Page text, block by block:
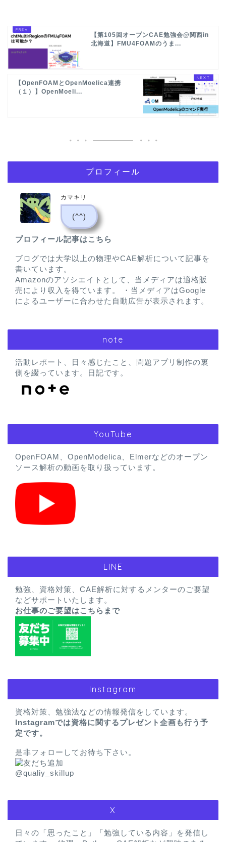
【第105回オープンCAE勉強会@関西in
北海道】FMU4FOAMのうま...
【OpenFOAMとOpenMoelica連携
（１）】OpenMoeli...
プロフィール
カマキリ
(^^)
プロフィール記事はこちら
ブログでは大学以上の物理やCAE解析について記事を
書いています。
Amazonのアソシエイトとして、当メディアは適格販
売により収入を得ています。 ・当メディアはGoogle
によるユーザーに合わせた自動広告が表示されます。
note
活動レポート、日々感じたこと、問題アプリ制作の裏
側を綴っています。日記です。
YouTube
OpenFOAM、OpenModelica、Elmerなどのオープン
ソース解析の動画を取り扱っています。
LINE
勉強、資格対策、CAE解析に対するメンターのご要望
などサポートいたします。
お仕事のご要望はこちらまで
Instagram
資格対策、勉強法などの情報発信をしています。
Instagramでは資格に関するプレゼント企画も行う予
定です。
是非フォローしてお待ち下さい。
@qualiy_skillup
X
日々の「思ったこと」「勉強している内容」を発信し